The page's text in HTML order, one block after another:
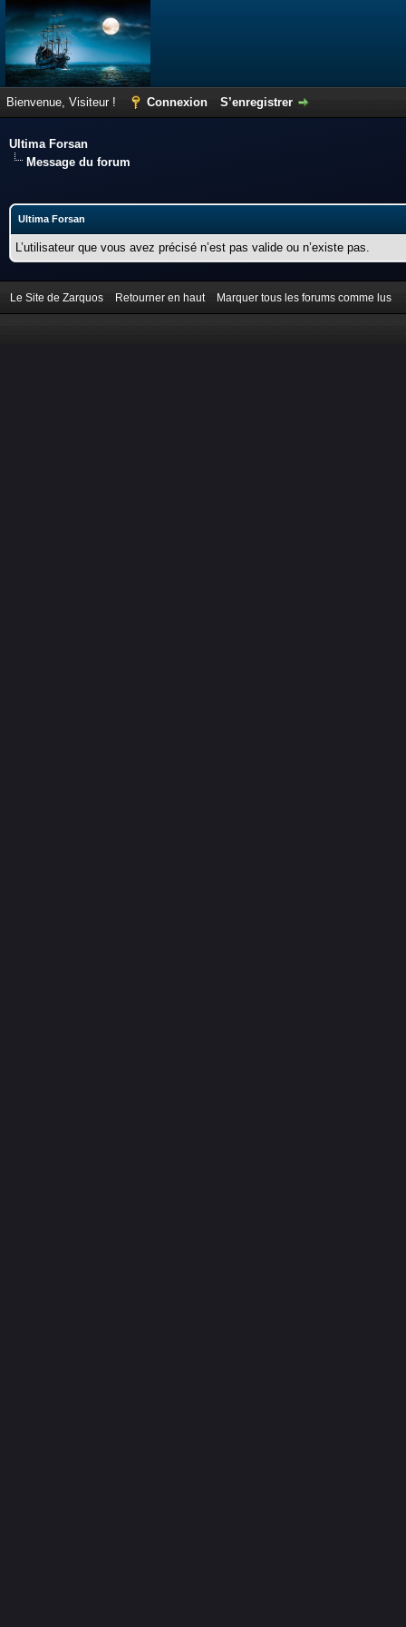
Bienvenue, Visiteur ! Connexion S’enregistrer
Ultima Forsan
Message du forum
Ultima Forsan
L’utilisateur que vous avez précisé n’est pas valide ou n’existe pas.
Le Site de Zarquos Retourner en haut Marquer tous les forums comme lus